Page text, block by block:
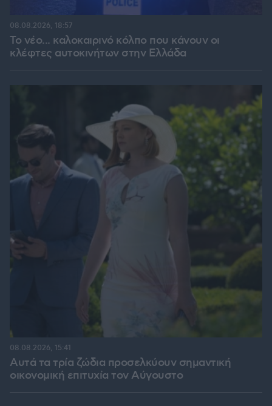
Το νέο... καλοκαιρινό κόλπο που κάνουν οι
κλέφτες αυτοκινήτων στην Ελλάδα
08.08.2026, 18:57
Αυτά τα τρία ζώδια προσελκύουν σημαντική
οικονομική επιτυχία τον Αύγουστο
08.08.2026, 15:41